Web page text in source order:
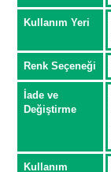
Kullanım Yeri
Renk Seçeneği
İade ve
Değiştirme
Kullanım